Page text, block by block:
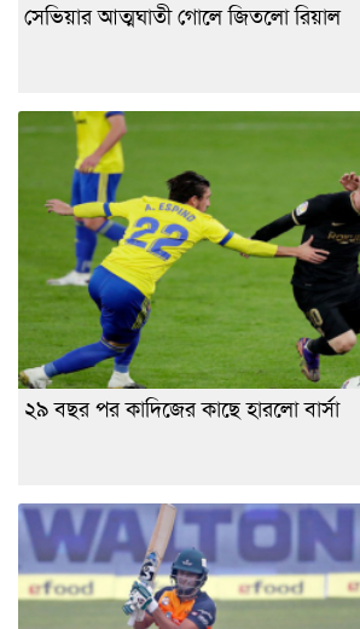
সেভিয়ার আত্মঘাতী গোলে জিতলো রিয়াল
২৯ বছর পর কাদিজের কাছে হারলো বার্সা